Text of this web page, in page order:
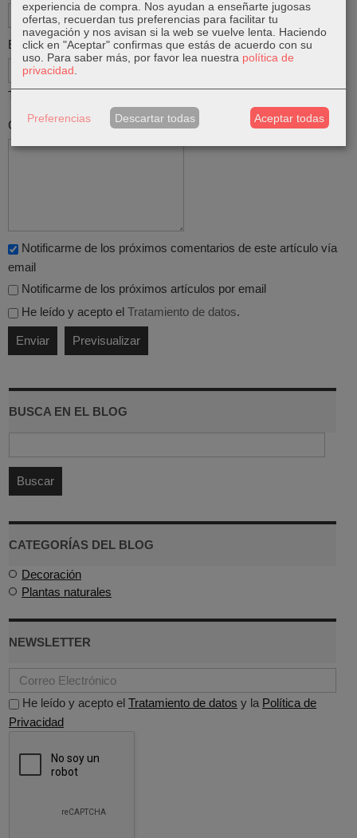
BUSCA EN EL BLOG
CATEGORÍAS DEL BLOG
Decoración
Plantas naturales
NEWSLETTER
He leído y acepto el Tratamiento de datos y la Política de
Privacidad
Email
Tu email no será publicado
Comentario
Notificarme de los próximos comentarios de este artículo vía
email
Notificarme de los próximos artículos por email
He leído y acepto el Tratamiento de datos.
experiencia de compra. Nos ayudan a enseñarte jugosas
ofertas, recuerdan tus preferencias para facilitar tu
navegación y nos avisan si la web se vuelve lenta. Haciendo
click en "Aceptar" confirmas que estás de acuerdo con su
uso. Para saber más, por favor lea nuestra política de
privacidad
Preferencias Descartar todas Aceptar todas